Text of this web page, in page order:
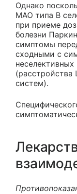
Однако
МАО типа В
при приеме
болезни
симптомы
сходными с
систем).